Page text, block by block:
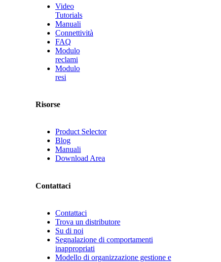
Video
Tutorials
Manuali
Connettività
FAQ
Modulo
reclami
Modulo
resi
Risorse
Product Selector
Blog
Manuali
Download Area
Contattaci
Contattaci
Trova un distributore
Su di noi
Segnalazione di comportamenti
inappropriati
Modello di organizzazione gestione e